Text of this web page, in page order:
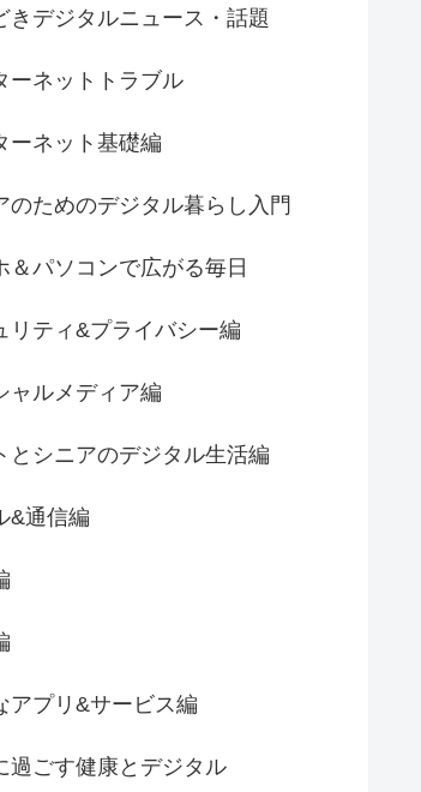
きデジタルニュース・話題
ーネットトラブル
ーネット基礎編
のためのデジタル暮らし入門
＆パソコンで広がる毎日
リティ&プライバシー編
ャルメディア編
とシニアのデジタル生活編
&通信編
アプリ&サービス編
過ごす健康とデジタル